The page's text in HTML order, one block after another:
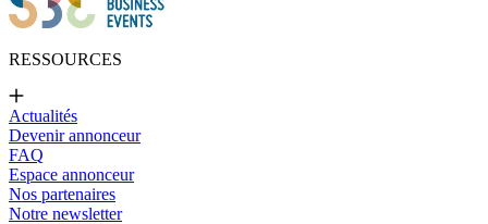
RESSOURCES
Actualités
Devenir annonceur
FAQ
Espace annonceur
Nos partenaires
Notre newsletter